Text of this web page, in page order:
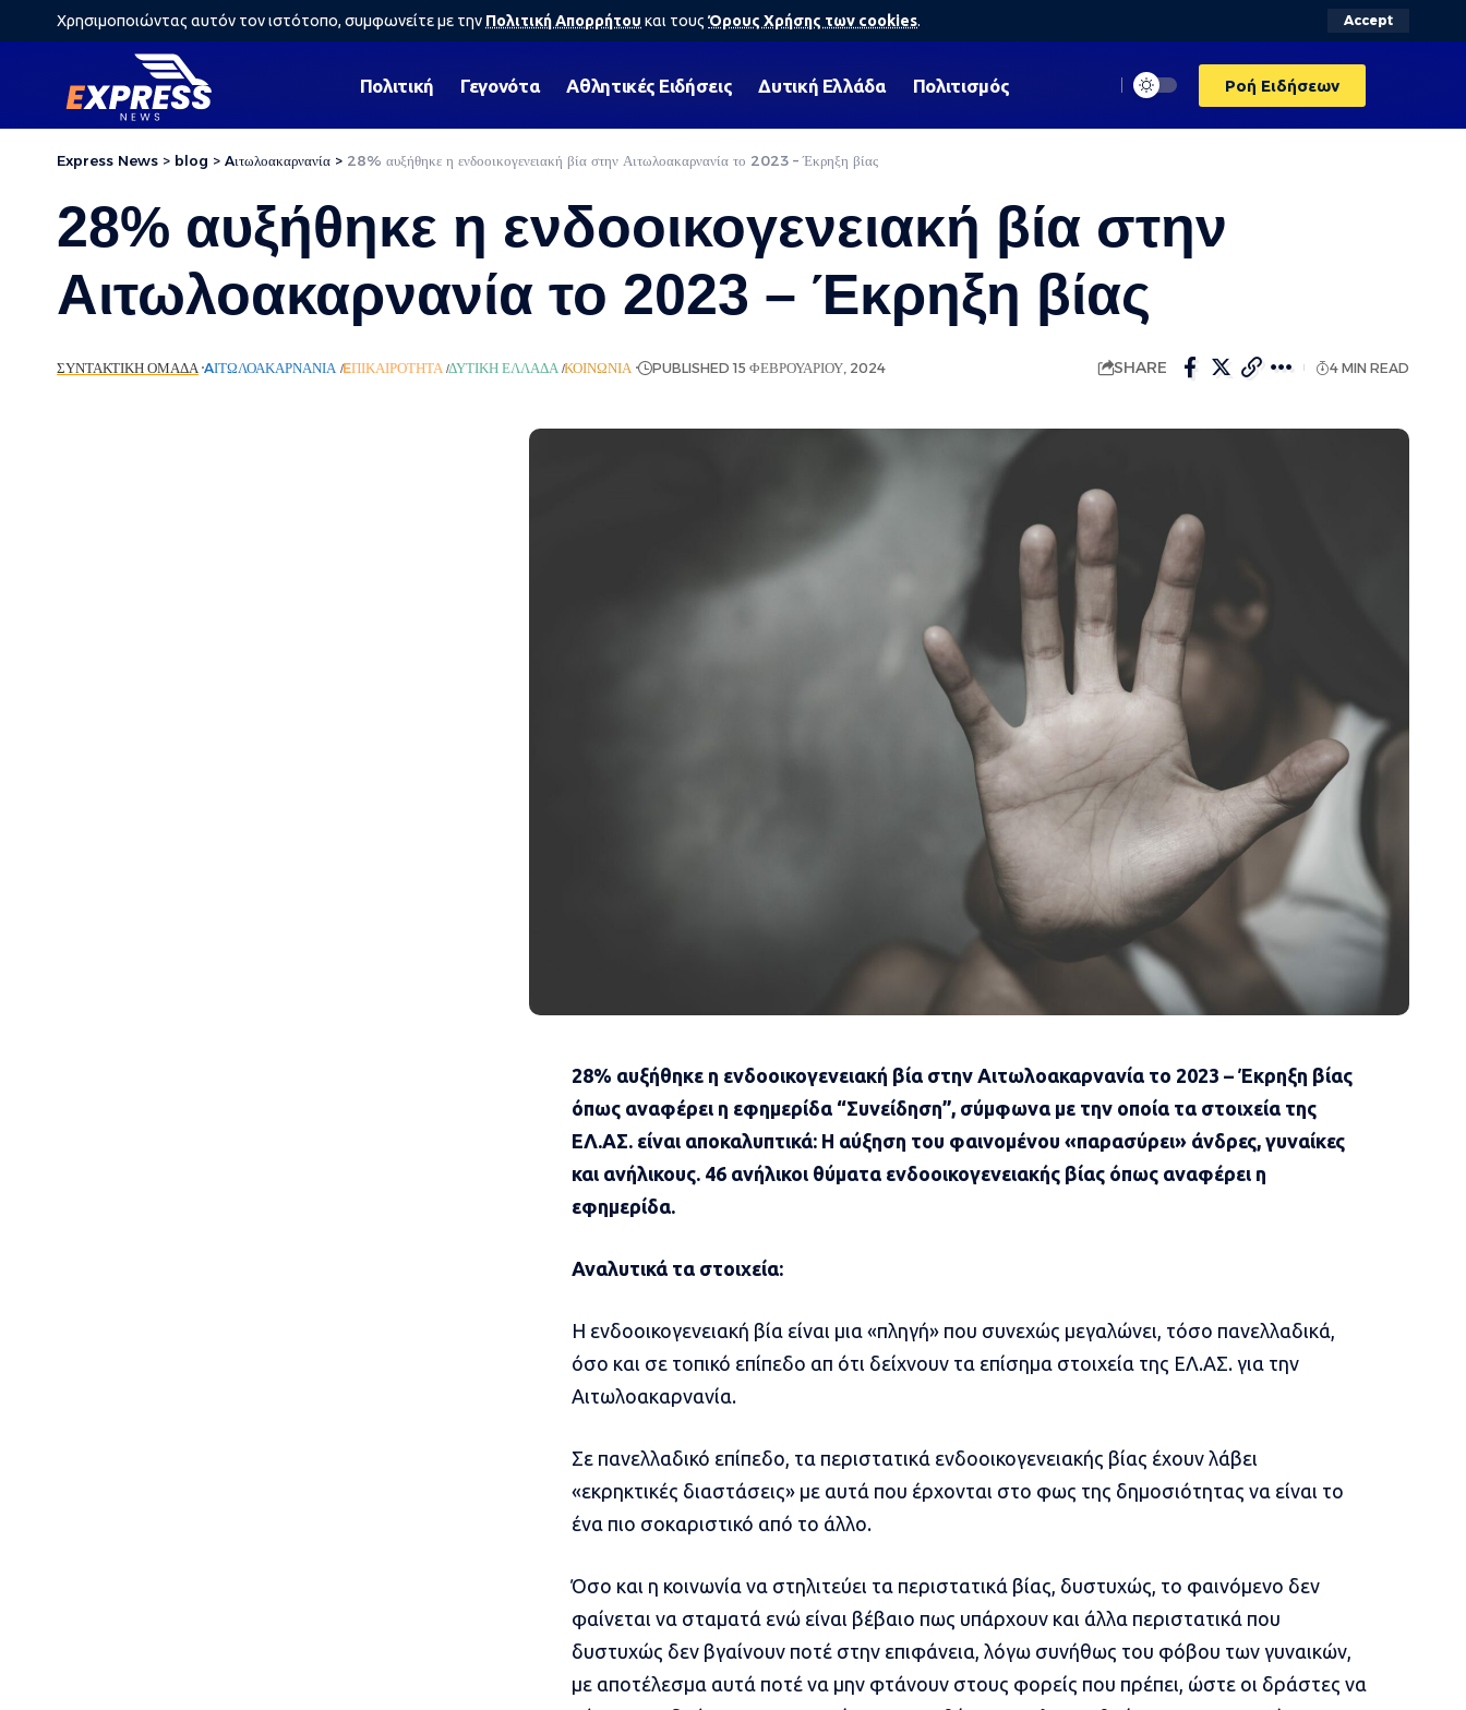
Χρησιμοποιώντας αυτόν τον ιστότοπο, συμφωνείτε με την Πολιτική Απορρήτου και τους Όρους Χρήσης των cookies. Accept
Πολιτική Γεγονότα Αθλητικές Ειδήσεις Δυτική Ελλάδα Πολιτισμός Ροή Ειδήσεων
Express News > blog > Aιτωλοακαρνανία > 28% αυξήθηκε η ενδοοικογενειακή βία στην Αιτωλοακαρνανία το 2023 – Έκρηξη βίας
28% αυξήθηκε η ενδοοικογενειακή βία στην
Αιτωλοακαρνανία το 2023 – Έκρηξη βίας
ΣΥΝΤΑΚΤΙΚΉ ΟΜΆΔΑ AΙΤΩΛΟΑΚΑΡΝΑΝΊΑ EΠΙΚΑΙΡΌΤΗΤΑ ΔΥΤΙΚΉ ΕΛΛΆΔΑ ΚΟΙΝΩΝΊΑ PUBLISHED 15 ΦΕΒΡΟΥΑΡΊΟΥ, 2024 SHARE 4 MIN READ
28% αυξήθηκε η ενδοοικογενειακή βία στην Αιτωλοακαρνανία το 2023 – Έκρηξη βίας
όπως αναφέρει η εφημερίδα “Συνείδηση”, σύμφωνα με την οποία τα στοιχεία της
ΕΛ.ΑΣ. είναι αποκαλυπτικά: Η αύξηση του φαινομένου «παρασύρει» άνδρες, γυναίκες
και ανήλικους. 46 ανήλικοι θύματα ενδοοικογενειακής βίας όπως αναφέρει η
εφημερίδα.
Αναλυτικά τα στοιχεία:
Η ενδοοικογενειακή βία είναι μια «πληγή» που συνεχώς μεγαλώνει, τόσο πανελλαδικά,
όσο και σε τοπικό επίπεδο απ ότι δείχνουν τα επίσημα στοιχεία της ΕΛ.ΑΣ. για την
Αιτωλοακαρνανία.
Σε πανελλαδικό επίπεδο, τα περιστατικά ενδοοικογενειακής βίας έχουν λάβει
«εκρηκτικές διαστάσεις» με αυτά που έρχονται στο φως της δημοσιότητας να είναι το
ένα πιο σοκαριστικό από το άλλο.
Όσο και η κοινωνία να στηλιτεύει τα περιστατικά βίας, δυστυχώς, το φαινόμενο δεν
φαίνεται να σταματά ενώ είναι βέβαιο πως υπάρχουν και άλλα περιστατικά που
δυστυχώς δεν βγαίνουν ποτέ στην επιφάνεια, λόγω συνήθως του φόβου των γυναικών,
με αποτέλεσμα αυτά ποτέ να μην φτάνουν στους φορείς που πρέπει, ώστε οι δράστες να